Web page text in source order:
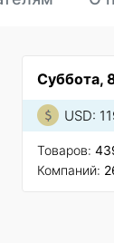
Суббота,
USD:
Товаров:
Компаний: